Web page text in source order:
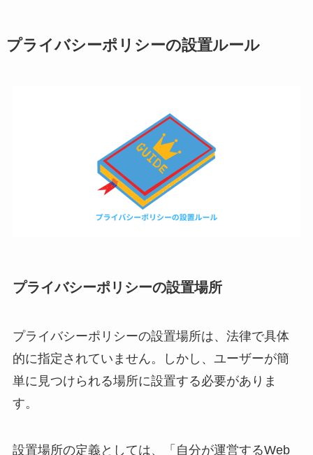
プライバシーポリシーの設置ルール
プライバシーポリシーの設置場所
プライバシーポリシーの設置場所は、法律で具体
的に指定されていません。しかし、ユーザーが簡
単に見つけられる場所に設置する必要がありま
す。
設置場所の定義としては、「自分が運営するWeb